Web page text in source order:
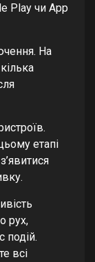
Play чи App
На
етапі
рух,
подій.
всі